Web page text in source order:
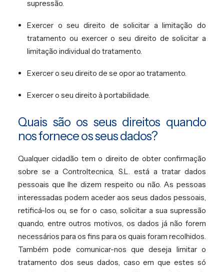
supressão.
Exercer o seu direito de solicitar a limitação do
tratamento ou exercer o seu direito de solicitar a
limitação individual do tratamento.
Exercer o seu direito de se opor ao tratamento.
Exercer o seu direito à portabilidade.
Quais são os seus direitos quando
nos fornece os seus dados?
Qualquer cidadão tem o direito de obter confirmação
sobre se a Controltecnica, S.L. está a tratar dados
pessoais que lhe dizem respeito ou não. As pessoas
interessadas podem aceder aos seus dados pessoais,
retificá-los ou, se for o caso, solicitar a sua supressão
quando, entre outros motivos, os dados já não forem
necessários para os fins para os quais foram recolhidos.
Também pode comunicar-nos que deseja limitar o
tratamento dos seus dados, caso em que estes só